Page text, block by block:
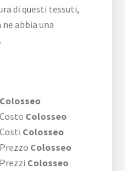
di questi tessuti,
abbia una
Colosseo
Colosseo
Colosseo
Colosseo
Colosseo